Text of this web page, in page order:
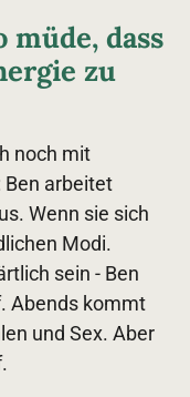
müde, dass
zu
noch mit
arbeitet
Wenn sie sich
Modi.
sein - Ben
Abends kommt
und Sex. Aber